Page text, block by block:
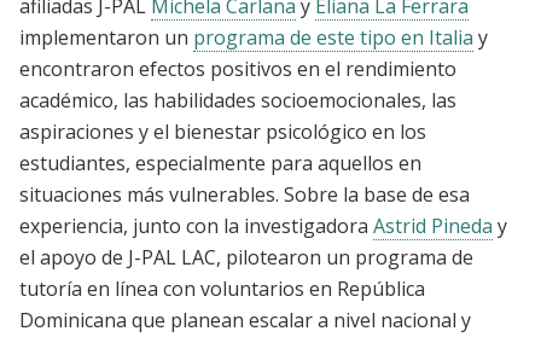
afiliadas J-PAL Michela Carlana y Eliana La Ferrara
implementaron un programa de este tipo en Italia y
encontraron efectos positivos en el rendimiento
académico, las habilidades socioemocionales, las
aspiraciones y el bienestar psicológico en los
estudiantes, especialmente para aquellos en
situaciones más vulnerables. Sobre la base de esa
experiencia, junto con la investigadora Astrid Pineda y
el apoyo de J-PAL LAC, pilotearon un programa de
tutoría en línea con voluntarios en República
Dominicana que planean escalar a nivel nacional y